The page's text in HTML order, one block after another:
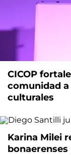
CICOP
comunidad
culturales
Karina Milei